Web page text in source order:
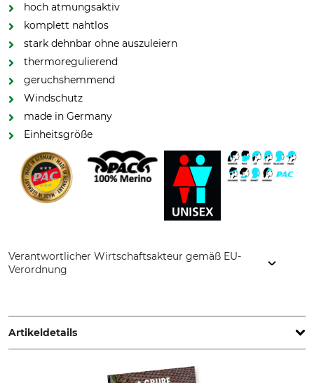
hoch atmungsaktiv
komplett nahtlos
stark dehnbar ohne auszuleiern
thermoregulierend
geruchshemmend
Windschutz
made in Germany
Einheitsgröße
Verantwortlicher Wirtschaftsakteur gemäß EU-
Verordnung
www.pac-original.de
Artikeldetails
Produkttyp